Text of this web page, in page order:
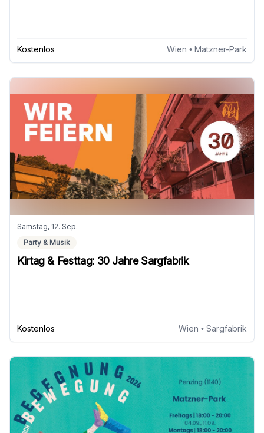
Kostenlos Wien • Matzner-Park
Samstag, 12. Sep.
Party & Musik
Kirtag & Festtag: 30 Jahre Sargfabrik
Kostenlos Wien • Sargfabrik